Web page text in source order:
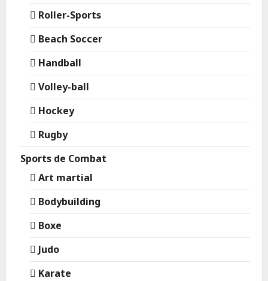
Roller-Sports
Beach Soccer
Handball
Volley-ball
Hockey
Rugby
Sports de Combat
Art martial
Bodybuilding
Boxe
Judo
Karate